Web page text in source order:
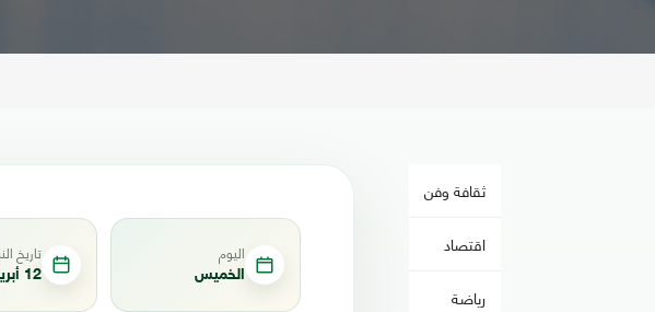
ثقافة وفن
اقتصاد
رياضة
اليوم
الخميس
تاريخ
12 أبريل 2018